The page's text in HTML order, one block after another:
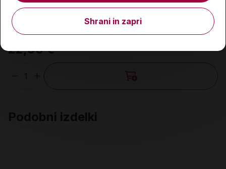
Prazna peresnica, Dakine, Black
22,90 €
Podobni izdelki
Shrani in zapri